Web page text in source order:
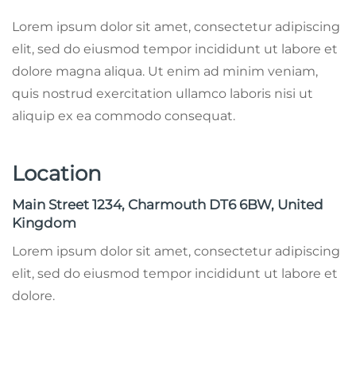
Lorem ipsum dolor sit amet, consectetur adipiscing
elit, sed do eiusmod tempor incididunt ut labore et
dolore magna aliqua. Ut enim ad minim veniam,
quis nostrud exercitation ullamco laboris nisi ut
aliquip ex ea commodo consequat.
Location
Main Street 1234, Charmouth DT6 6BW, United
Kingdom
Lorem ipsum dolor sit amet, consectetur adipiscing
elit, sed do eiusmod tempor incididunt ut labore et
dolore.